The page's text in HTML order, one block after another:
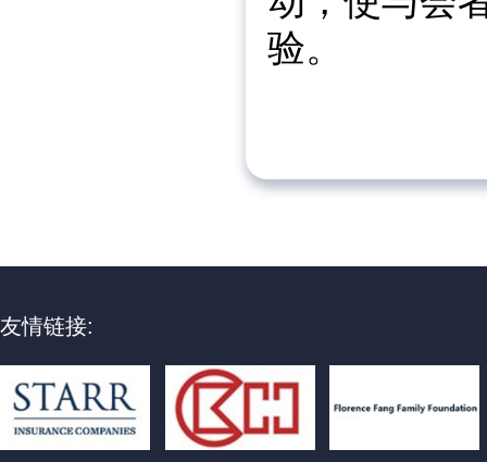
验。
友情链接: